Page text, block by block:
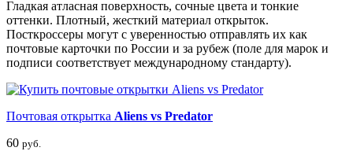
Гладкая атласная поверхность, сочные цвета и тонкие
оттенки. Плотный, жесткий материал открыток.
Посткроссеры могут с уверенностью отправлять их как
почтовые карточки по России и за рубеж (поле для марок и
подписи соответствует международному стандарту).
Почтовая открытка Aliens vs Predator
60 руб.